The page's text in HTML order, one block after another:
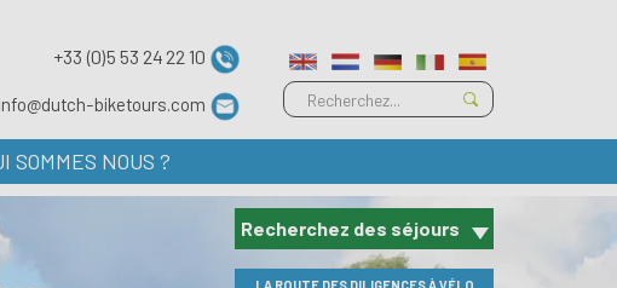
+33 (0)5 53 24 22 10
info@dutch-biketours.com
SOMMES NOUS ?
Recherchez des séjours